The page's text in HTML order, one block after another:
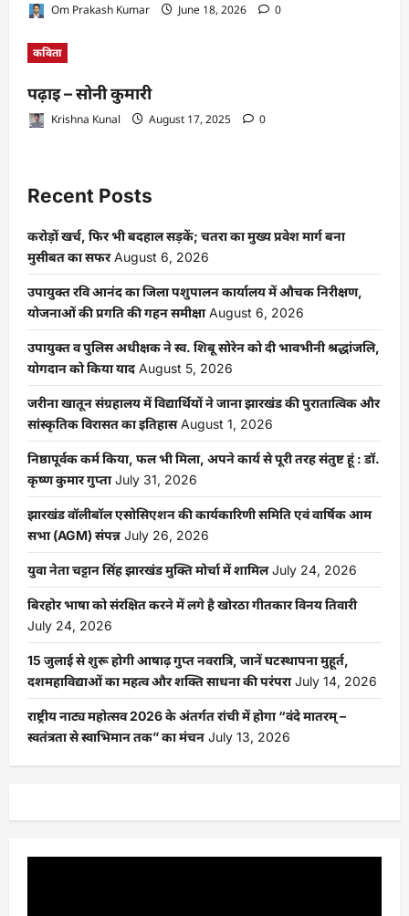
Om Prakash Kumar June 18, 2026 0
कविता
पढ़ाइ – सोनी कुमारी
Krishna Kunal August 17, 2025 0
Recent Posts
करोड़ों खर्च, फिर भी बदहाल सड़कें; चतरा का मुख्य प्रवेश मार्ग बना
मुसीबत का सफर August 6, 2026
उपायुक्त रवि आनंद का जिला पशुपालन कार्यालय में औचक निरीक्षण,
योजनाओं की प्रगति की गहन समीक्षा August 6, 2026
उपायुक्त व पुलिस अधीक्षक ने स्व. शिबू सोरेन को दी भावभीनी श्रद्धांजलि,
योगदान को किया याद August 5, 2026
जरीना खातून संग्रहालय में विद्यार्थियों ने जाना झारखंड की पुरातात्विक और
सांस्कृतिक विरासत का इतिहास August 1, 2026
निष्ठापूर्वक कर्म किया, फल भी मिला, अपने कार्य से पूरी तरह संतुष्ट हूं : डॉ.
कृष्ण कुमार गुप्ता July 31, 2026
झारखंड वॉलीबॉल एसोसिएशन की कार्यकारिणी समिति एवं वार्षिक आम
सभा (AGM) संपन्न July 26, 2026
युवा नेता चट्टान सिंह झारखंड मुक्ति मोर्चा में शामिल July 24, 2026
बिरहोर भाषा को संरक्षित करने में लगे है खोरठा गीतकार विनय तिवारी
July 24, 2026
15 जुलाई से शुरू होगी आषाढ़ गुप्त नवरात्रि, जानें घटस्थापना मुहूर्त,
दशमहाविद्याओं का महत्व और शक्ति साधना की परंपरा July 14, 2026
राष्ट्रीय नाट्य महोत्सव 2026 के अंतर्गत रांची में होगा “वंदे मातरम् –
स्वतंत्रता से स्वाभिमान तक” का मंचन July 13, 2026